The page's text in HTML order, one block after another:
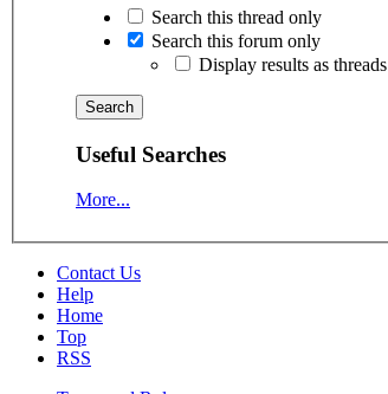
Search this thread only
Search this forum only
Display results as threads
Useful Searches
More...
Contact Us
Help
Home
Top
RSS